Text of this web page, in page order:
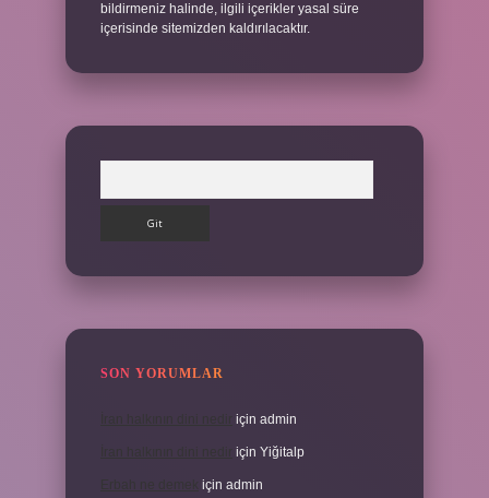
bildirmeniz halinde, ilgili içerikler yasal süre
içerisinde sitemizden kaldırılacaktır.
SON YORUMLAR
için admin
için Yiğitalp
için admin